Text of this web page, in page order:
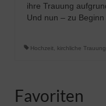
ihre Trauung
Und nun – zu
Hochzeit kirchliche Trauung
Favoriten